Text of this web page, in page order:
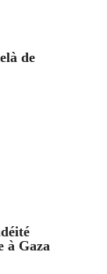
de
à Gaza